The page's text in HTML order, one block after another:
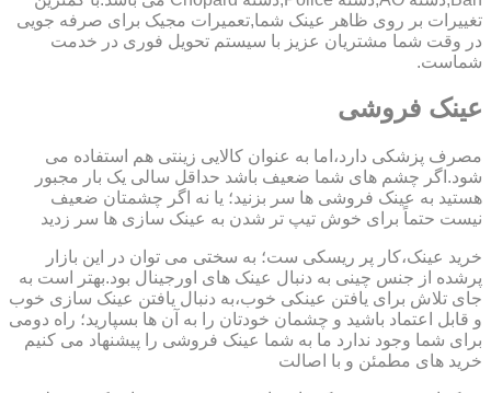
تغییرات بر روی ظاهر عینک شما,تعمیرات مجیک برای صرفه جویی
در وقت شما مشتریان عزیز با سیستم تحویل فوری در خدمت
شماست.
عینک فروشی
مصرف پزشکی دارد،اما به عنوان کالایی زینتی هم استفاده می
شود.اگر چشم های شما ضعیف باشد حداقل سالی یک بار مجبور
هستید به عینک فروشی ها سر بزنید؛ یا نه اگر چشمتان ضعیف
نیست حتماً برای خوش تیپ تر شدن به عینک سازی ها سر زدید
خرید عینک،کار پر ریسکی ست؛ به سختی می توان در این بازار
پرشده از جنس چینی به دنبال عینک های اورجینال بود.بهتر است به
جای تلاش برای یافتن عینکی خوب،به دنبال یافتن عینک سازی خوب
و قابل اعتماد باشید و چشمان خودتان را به آن ها بسپارید؛ راه دومی
برای شما وجود ندارد ما به شما عینک فروشی را پیشنهاد می کنیم
خرید های مطمئن و با اصالت